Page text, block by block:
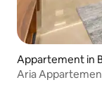
Appartement in
Aria